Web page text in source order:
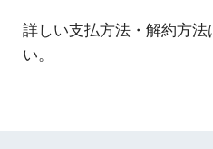
詳しい支払方法・解約方
い。